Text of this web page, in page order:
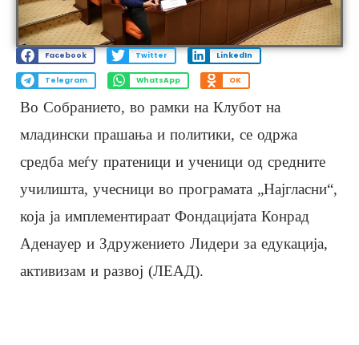
Facebook Twitter LinkedIn
Telegram WhatsApp OK
Во Собранието, во рамки на Клубот на
младински прашања и политики, се одржа
средба меѓу пратеници и ученици од средните
училишта, учесници во програмата „Најгласни“,
која ја имплементираат Фондацијата Конрад
Аденауер и Здружението Лидери за едукација,
активизам и развој (ЛЕАД).